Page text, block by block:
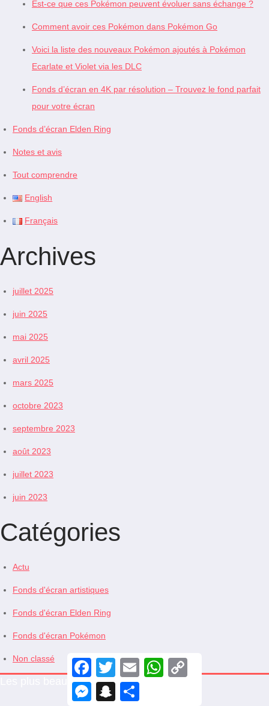
Est-ce que ces Pokémon peuvent évoluer sans échange ?
Comment avoir ces Pokémon dans Pokémon Go
Voici la liste des nouveaux Pokémon ajoutés à Pokémon
Ecarlate et Violet via les DLC
Fonds d’écran en 4K par résolution – Trouvez le fond parfait
pour votre écran
Fonds d’écran Elden Ring
Notes et avis
Tout comprendre
English
Français
Archives
juillet 2025
juin 2025
mai 2025
avril 2025
mars 2025
octobre 2023
septembre 2023
août 2023
juillet 2023
juin 2023
Catégories
Actu
Fonds d'écran artistiques
Fonds d'écran Elden Ring
Fonds d'écran Pokémon
Non classé
Les plus beaux fonds d’écran
F
T
E
W
M
S